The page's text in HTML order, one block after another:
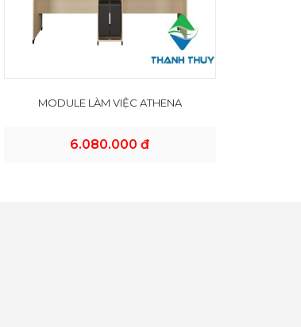
MODULE LÀM VIỆC ATHENA
6.080.000 đ